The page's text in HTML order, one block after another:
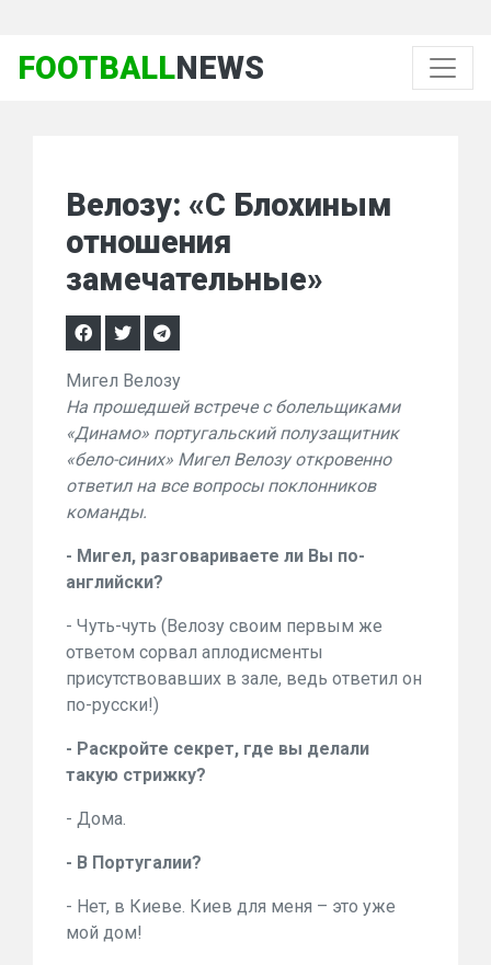
FOOTBALLNEWS
Велозу: «С Блохиным
отношения
замечательные»
Мигел Велозу
На прошедшей встрече с болельщиками
«Динамо» португальский полузащитник
«бело-синих» Мигел Велозу откровенно
ответил на все вопросы поклонников
команды.
- Мигел, разговариваете ли Вы по-
английски?
- Чуть-чуть (Велозу своим первым же
ответом сорвал аплодисменты
присутствовавших в зале, ведь ответил он
по-русски!)
- Раскройте секрет, где вы делали
такую стрижку?
- Дома.
- В Португалии?
- Нет, в Киеве. Киев для меня – это уже
мой дом!